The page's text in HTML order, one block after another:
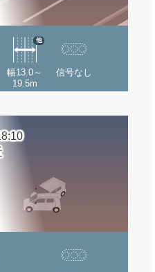
幅13.0～
19.5m
他
信号なし